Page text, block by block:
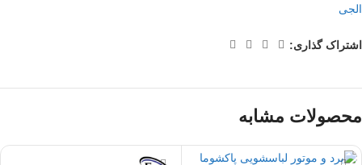
الجی
اشتراک گذاری:
محصولات مشابه